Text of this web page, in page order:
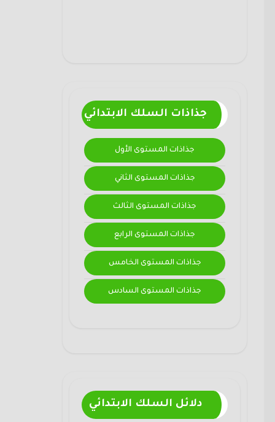
جذاذات السلك الابتدائي
جذاذات المستوى الأول
جذاذات المستوى الثاني
جذاذات المستوى الثالث
جذاذات المستوى الرابع
جذاذات المستوى الخامس
جذاذات المستوى السادس
دلائل السلك الابتدائي